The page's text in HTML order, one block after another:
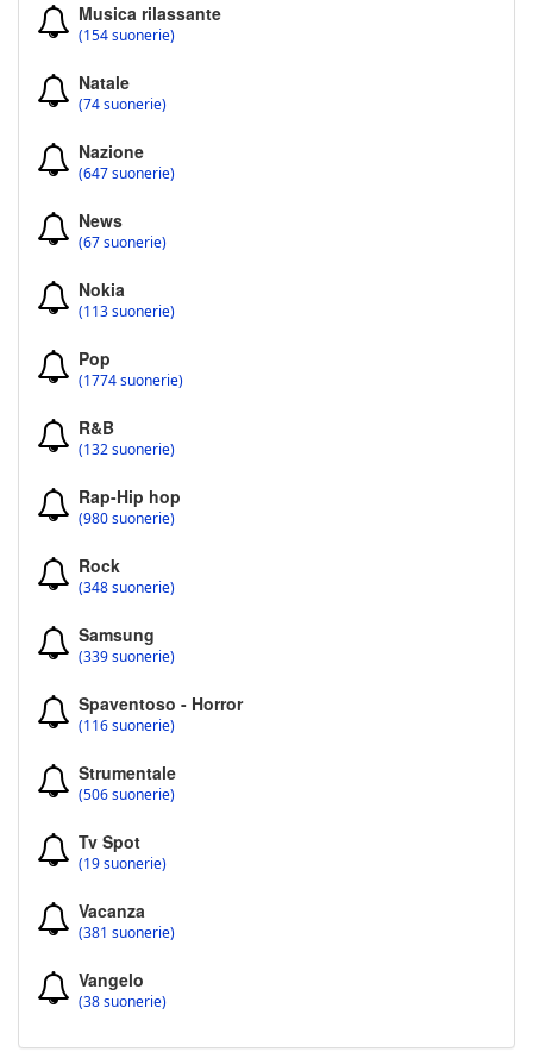
Musica rilassante
(154 suonerie)
Natale
(74 suonerie)
Nazione
(647 suonerie)
News
(67 suonerie)
Nokia
(113 suonerie)
Pop
(1774 suonerie)
R&B
(132 suonerie)
Rap-Hip hop
(980 suonerie)
Rock
(348 suonerie)
Samsung
(339 suonerie)
Spaventoso - Horror
(116 suonerie)
Strumentale
(506 suonerie)
Tv Spot
(19 suonerie)
Vacanza
(381 suonerie)
Vangelo
(38 suonerie)